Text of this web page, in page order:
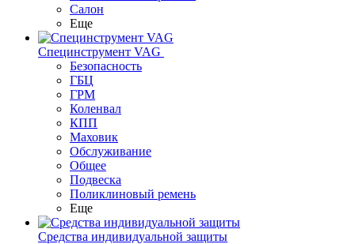
Салон
Еще
Специнструмент VAG
Безопасность
ГБЦ
ГРМ
Коленвал
КПП
Маховик
Обслуживание
Общее
Подвеска
Поликлиновый ремень
Еще
Средства индивидуальной защиты